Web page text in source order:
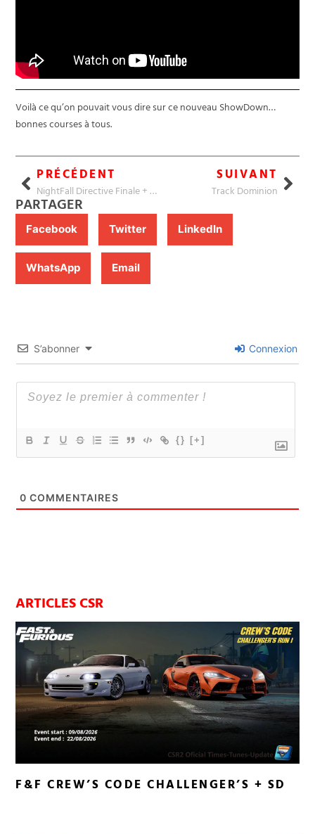
Voilà ce qu’on pouvait vous dire sur ce nouveau ShowDown…
bonnes courses à tous.
PRÉCÉDENT
NightFall Directive Finale + SD
SUIVANT
Track Dominion
PARTAGER
Facebook Twitter LinkedIn
WhatsApp Email
S’abonner Connexion
{} [+]
0 COMMENTAIRES
ARTICLES CSR
F&F CREW’S CODE CHALLENGER’S + SD